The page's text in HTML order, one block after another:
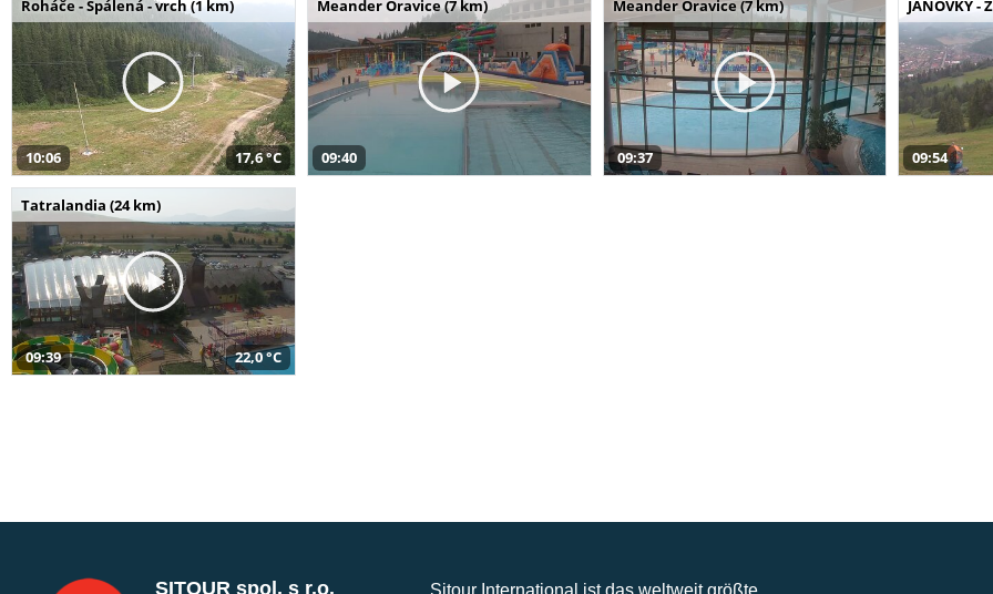
Roháče - Spálená - vrch (1 km)
10:06 17,6 °C
Meander Oravice (7 km)
09:40
Meander Oravice (7 km)
09:37
JANOVKY -
09:54
Tatralandia (24 km)
09:39 22,0 °C
SITOUR spol. s r.o.